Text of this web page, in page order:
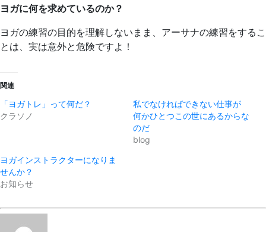
ヨガに何を求めているのか？
ヨガの練習の目的を理解しないまま、アーサナの練習をするこ
とは、実は意外と危険ですよ！
関連
「ヨガトレ」って何だ？
クラソノ
私でなければできない仕事が
何かひとつこの世にあるからな
のだ
blog
ヨガインストラクターになりま
せんか？
お知らせ